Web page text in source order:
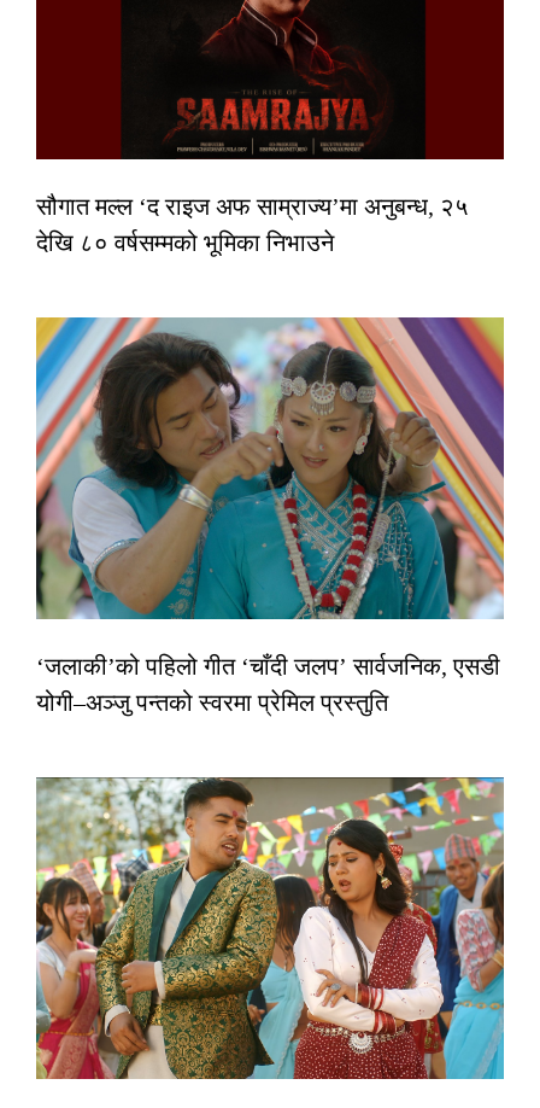
सौगात मल्ल ‘द राइज अफ साम्राज्य’मा अनुबन्ध, २५
देखि ८० वर्षसम्मको भूमिका निभाउने
‘जलाकी’को पहिलो गीत ‘चाँदी जलप’ सार्वजनिक, एसडी
योगी–अञ्जु पन्तको स्वरमा प्रेमिल प्रस्तुति